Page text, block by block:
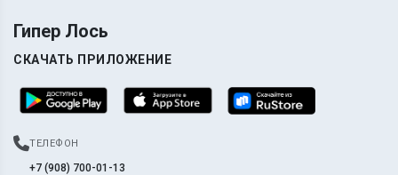
Гипер Лось
СКАЧАТЬ ПРИЛОЖЕНИЕ
ТЕЛЕФОН
+7 (908) 700-01-13